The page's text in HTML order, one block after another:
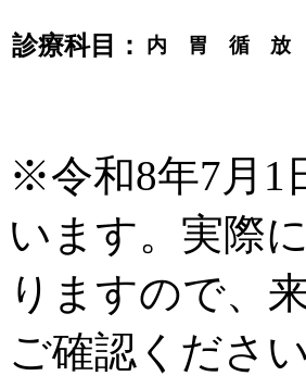
診療科目： 内 胃 循 放
※令和8年7月1
います。実際
りますので、
ご確認ください